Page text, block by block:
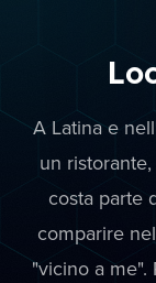
A Latina e
un
costa parte
comparire
"vicino a